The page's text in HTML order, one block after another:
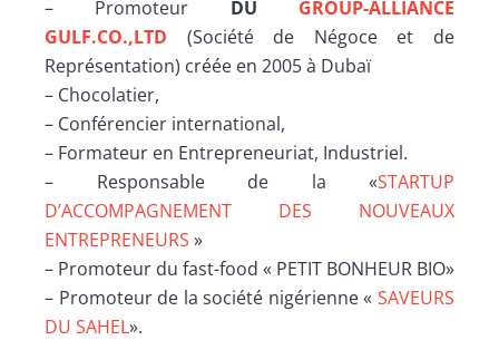
– Promoteur DU GROUP-ALLIANCE
GULF.CO.,LTD (Société de Négoce et de
Représentation) créée en 2005 à Dubaï
– Chocolatier,
– Conférencier international,
– Formateur en Entrepreneuriat, Industriel.
– Responsable de la «STARTUP
D’ACCOMPAGNEMENT DES NOUVEAUX
ENTREPRENEURS »
– Promoteur du fast-food « PETIT BONHEUR BIO»
– Promoteur de la société nigérienne « SAVEURS
DU SAHEL».